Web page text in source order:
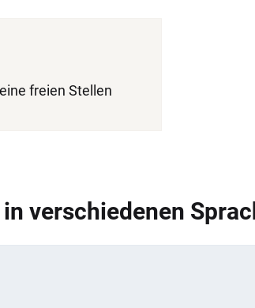
freien Stellen
verschiedenen